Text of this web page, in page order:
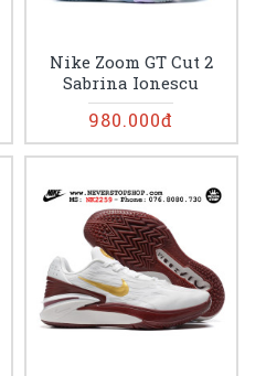
Nike Zoom GT Cut 2
Sabrina Ionescu
980.000đ